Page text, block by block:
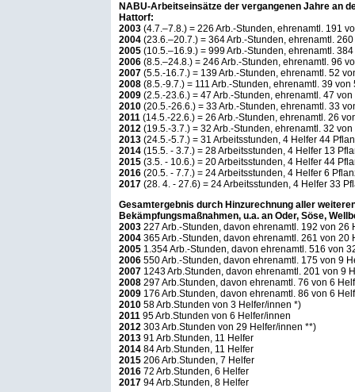
NABU-Arbeitseinsätze der vergangenen Jahre an
Hattorf:
2003(4.7.–7.8.) = 226 Arb.-Stunden, ehrenamtl. 191
2004(23.6.–20.7.) = 364 Arb.-Stunden, ehrenamtl.
2005(10.5.–16.9.) = 999 Arb.-Stunden, ehrenamtl.
2006(8.5.–24.8.) = 246 Arb.-Stunden, ehrenamtl. 96
2007(5.5.-16.7.) = 139 Arb.-Stunden, ehrenamtl. 52
2008(8.5.-9.7.) = 111 Arb.-Stunden, ehrenamtl. 39
2009(2.5.-23.6.) = 47 Arb.-Stunden, ehrenamtl. 47
2010(20.5.-26.6.) = 33 Arb.-Stunden, ehrenamtl. 33
2011(14.5.-22.6.) = 26 Arb.-Stunden, ehrenamtl. 26
2012(19.5.-3.7.) = 32 Arb.-Stunden, ehrenamtl. 32
2013(24.5.-5.7.) = 31 Arbeitsstunden, 4 Helfer 44
2014(15.5. - 3.7.) = 28 Arbeitsstunden, 4 Helfer 13
2015(3.5. - 10.6.) = 20 Arbeitsstunden, 4 Helfer 44
2016(20.5. - 7.7.) = 24 Arbeitsstunden, 4 Helfer 6
2017(28. 4. - 27.6) = 24 Arbeitsstunden, 4 Helfer 33
Gesamtergebnis durch Hinzurechnung aller
Bekämpfungsmaßnahmen, u.a. an Oder, Söse,
2003227 Arb.-Stunden, davon ehrenamtl. 192 von 26
2004365 Arb.-Stunden, davon ehrenamtl. 261 von 20
20051.354 Arb.-Stunden, davon ehrenamtl. 516 von
2006550 Arb.-Stunden, davon ehrenamtl. 175 von 9
20071243 Arb.Stunden, davon ehrenamtl. 201 von 9
2008297 Arb.Stunden, davon ehrenamtl. 76 von 6
2009176 Arb.Stunden, davon ehrenamtl. 86 von 6
201058 Arb.Stunden von 3 Helfer/innen *)
201195 Arb.Stunden von 6 Helfer/innen
2012303 Arb.Stunden von 29 Helfer/innen **)
201391 Arb.Stunden, 11 Helfer
201484 Arb.Stunden, 11 Helfer
2015206 Arb.Stunden, 7 Helfer
201672 Arb.Stunden, 6 Helfer
201794 Arb.Stunden, 8 Helfer